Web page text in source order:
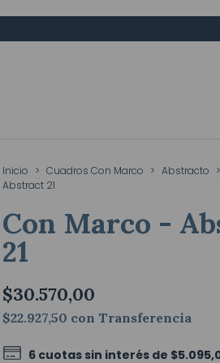
Inicio > Cuadros Con Marco > Abstracto >
Abstract 21
Con Marco -
21
$30.570,00
$22.927,50 con Transferencia
6 cuotas sin interés de